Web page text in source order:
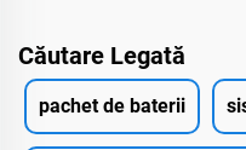
Căutare Legată
pachet de baterii